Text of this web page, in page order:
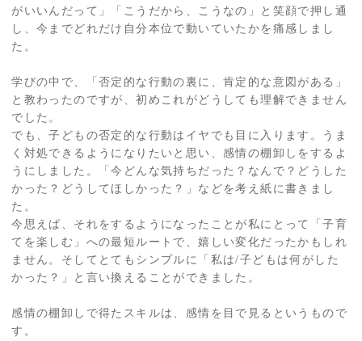
がいいんだって」「こうだから、こうなの」と笑顔で押し通
し、今までどれだけ自分本位で動いていたかを痛感しまし
た。
学びの中で、「否定的な行動の裏に、肯定的な意図がある」
と教わったのですが、初めこれがどうしても理解できません
でした。
でも、子どもの否定的な行動はイヤでも目に入ります。うま
く対処できるようになりたいと思い、感情の棚卸しをするよ
うにしました。「今どんな気持ちだった？なんで？どうした
かった？どうしてほしかった？」などを考え紙に書きまし
た。
今思えば、それをするようになったことが私にとって「子育
てを楽しむ」への最短ルートで、嬉しい変化だったかもしれ
ません。そしてとてもシンプルに「私は/子どもは何がした
かった？」と言い換えることができました。
感情の棚卸しで得たスキルは、感情を目で見るというもので
す。